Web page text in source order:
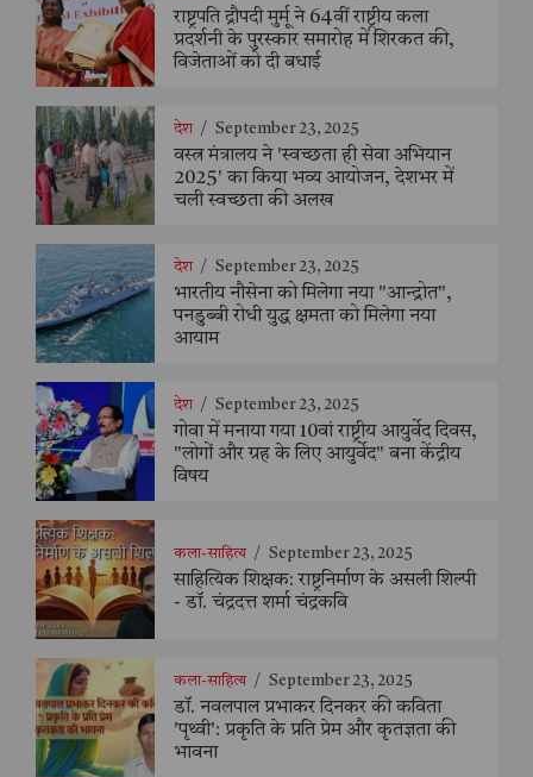
राष्ट्रपति द्रौपदी मुर्मू ने 64वीं राष्ट्रीय कला
प्रदर्शनी के पुरस्कार समारोह में शिरकत की,
विजेताओं को दी बधाई
देश / September 23, 2025
वस्त्र मंत्रालय ने 'स्वच्छता ही सेवा अभियान
2025' का किया भव्य आयोजन, देशभर में
चली स्वच्छता की अलख
देश / September 23, 2025
भारतीय नौसेना को मिलेगा नया "आन्द्रोत",
पनडुब्बी रोधी युद्ध क्षमता को मिलेगा नया
आयाम
देश / September 23, 2025
गोवा में मनाया गया 10वां राष्ट्रीय आयुर्वेद दिवस,
"लोगों और ग्रह के लिए आयुर्वेद" बना केंद्रीय
विषय
कला-साहित्य / September 23, 2025
साहित्यिक शिक्षक: राष्ट्रनिर्माण के असली शिल्पी
- डॉ. चंद्रदत्त शर्मा चंद्रकवि
कला-साहित्य / September 23, 2025
डॉ. नवलपाल प्रभाकर दिनकर की कविता
'पृथ्वी': प्रकृति के प्रति प्रेम और कृतज्ञता की
भावना